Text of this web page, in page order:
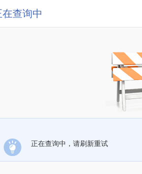
在查询中
正在查询中，请刷新重试